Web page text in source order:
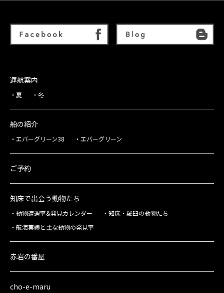
運航案内
夏 冬
船の紹介
エバーグリーン38 エバーグリーン
ご予約
知床で出会う動物たち
動物遭遇率&発見カレンダー
知床・羅臼の動物たち
航海実績と主な動物の発見率
赤岩の番屋
cho-e-maru